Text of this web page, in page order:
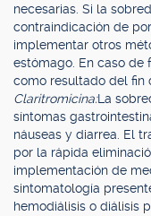
necesarias. Si la
contraindicación de
implementar otros
estómago. En caso de
como resultado del fin
Claritromicina:La
síntomas
náuseas y diarrea. El
por la rápida
implementación de
sintomatología
hemodiálisis o diálisis